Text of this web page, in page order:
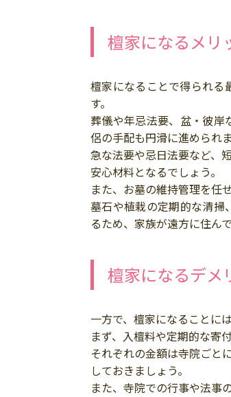
檀家になるメリ
檀家になることで得られる
す。
葬儀や年忌法要、盆・彼岸
侶の手配も円滑に進められま
急な法要や忌日法要など、
安心材料となるでしょう。
また、お墓の維持管理を任
墓石や植栽の定期的な清掃
るため、家族が遠方に住ん
檀家になるデメ
一方で、檀家になることに
まず、入檀料や定期的な寄
それぞれの金額は寺院ごと
しておきましょう。
また、寺院での行事や法事